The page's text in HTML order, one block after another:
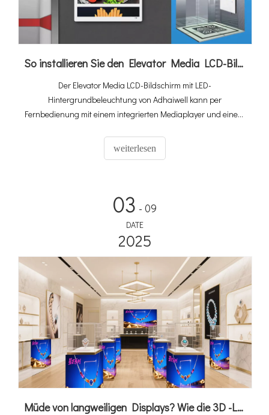
So installieren Sie den Elevator Media LCD-Bildschirm
Der Elevator Media LCD-Bildschirm mit LED-
Hintergrundbeleuchtung von Adhaiwell kann per
Fernbedienung mit einem integrierten Mediaplayer und einem
Media LCD-Bildschirm ist eine sehr vielseitige Medienlösung
und eignet sich für Anwendungen wie Smart Building, Digital
weiterlesen
03 - 09
DATE
2025
Müde von langweiligen Displays? Wie die 3D -LED -Display -Hülle Ihre Produkte hervorhebt